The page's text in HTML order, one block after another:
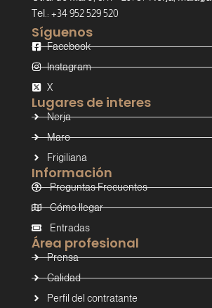
Tel.: +34 952 529 520
Área profesional
Prensa
Calidad
Perfil del contratante
Información
Preguntas Frecuentes
Cómo llegar
Entradas
Lugares de interes
Nerja
Maro
Frigiliana
Síguenos
Facebook
Instagram
X